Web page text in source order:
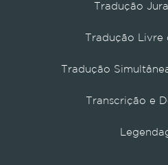
Tradução
Tradução Livre
Tradução
Transcrição e